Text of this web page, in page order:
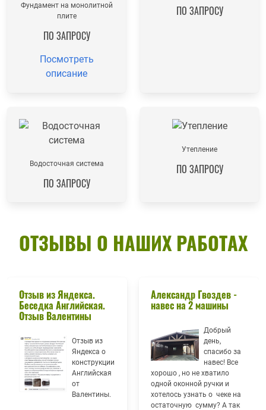
Фундамент на монолитной
плите
ПО ЗАПРОСУ
Посмотреть
описание
ПО ЗАПРОСУ
Водосточная система
ПО ЗАПРОСУ
Утепление
ПО ЗАПРОСУ
ОТЗЫВЫ О НАШИХ РАБОТАХ
Отзыв из Яндекса.
Беседка Английская.
Отзыв Валентины
Отзыв из
Яндекса о
конструкции
Английская
от
Валентины.
Александр Гвоздев -
навес на 2 машины
Добрый
день,
спасибо за
навес! Все
хорошо , но не хватило
одной оконной ручки и
хотелось узнать о чеке на
остаточную сумму? А так